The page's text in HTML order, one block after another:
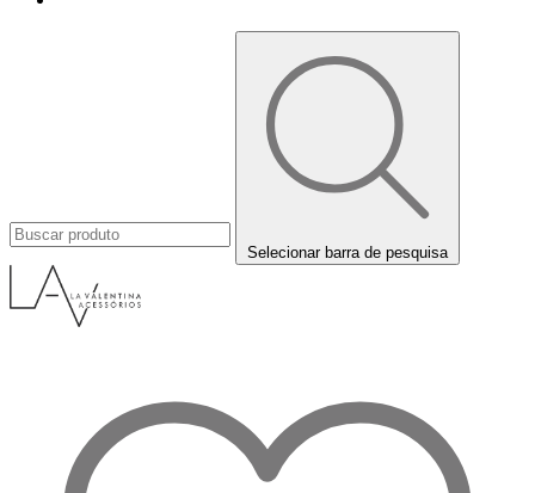
Selecionar barra de pesquisa